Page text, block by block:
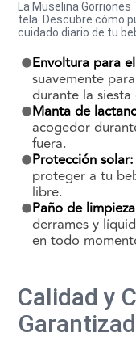
La Muselina
tela. Descubre cómo
cuidado diario de tu
Envoltura para
suavemente
durante la
Manta de
acogedor
fuera.
Protección solar:
proteger a tu
libre.
Paño de
derrames y
en todo
Calidad y